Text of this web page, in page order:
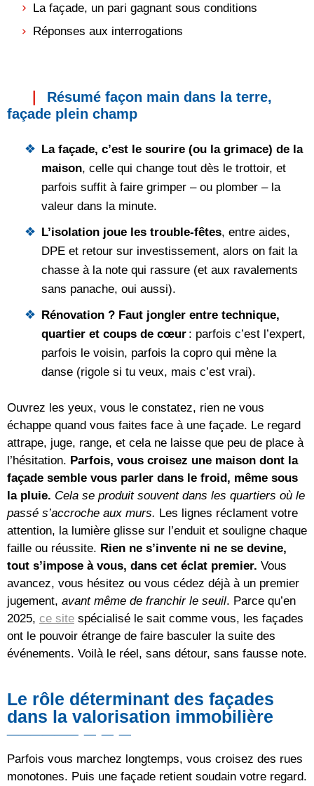
La façade, un pari gagnant sous conditions
Réponses aux interrogations
Résumé façon main dans la terre,
façade plein champ
La façade, c’est le sourire (ou la grimace) de la
maison, celle qui change tout dès le trottoir, et
parfois suffit à faire grimper – ou plomber – la
valeur dans la minute.
L’isolation joue les trouble-fêtes, entre aides,
DPE et retour sur investissement, alors on fait la
chasse à la note qui rassure (et aux ravalements
sans panache, oui aussi).
Rénovation ? Faut jongler entre technique,
quartier et coups de cœur : parfois c’est l’expert,
parfois le voisin, parfois la copro qui mène la
danse (rigole si tu veux, mais c’est vrai).
Ouvrez les yeux, vous le constatez, rien ne vous
échappe quand vous faites face à une façade. Le regard
attrape, juge, range, et cela ne laisse que peu de place à
l’hésitation. Parfois, vous croisez une maison dont la
façade semble vous parler dans le froid, même sous
la pluie. Cela se produit souvent dans les quartiers où le
passé s’accroche aux murs. Les lignes réclament votre
attention, la lumière glisse sur l’enduit et souligne chaque
faille ou réussite. Rien ne s’invente ni ne se devine,
tout s’impose à vous, dans cet éclat premier. Vous
avancez, vous hésitez ou vous cédez déjà à un premier
jugement, avant même de franchir le seuil. Parce qu’en
2025, ce site spécialisé le sait comme vous, les façades
ont le pouvoir étrange de faire basculer la suite des
événements. Voilà le réel, sans détour, sans fausse note.
Le rôle déterminant des façades
dans la valorisation immobilière
Parfois vous marchez longtemps, vous croisez des rues
monotones. Puis une façade retient soudain votre regard.